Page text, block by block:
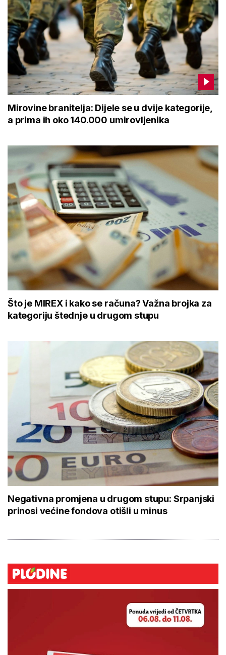
Mirovine branitelja: Dijele se u dvije kategorije,
a prima ih oko 140.000 umirovljenika
Što je MIREX i kako se računa? Važna brojka za
kategoriju štednje u drugom stupu
Negativna promjena u drugom stupu: Srpanjski
prinosi većine fondova otišli u minus